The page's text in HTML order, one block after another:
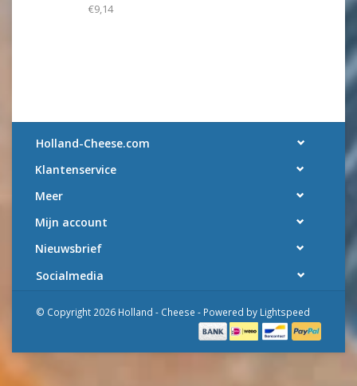
€9,14
Holland-Cheese.com
Klantenservice
Meer
Mijn account
Nieuwsbrief
Socialmedia
© Copyright 2026 Holland - Cheese - Powered by Lightspeed